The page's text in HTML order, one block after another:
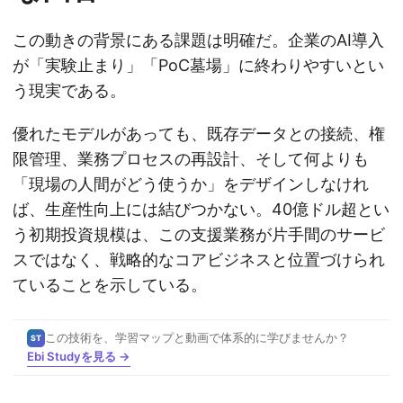
この動きの背景にある課題は明確だ。企業のAI導入
が「実験止まり」「PoC墓場」に終わりやすいとい
う現実である。
優れたモデルがあっても、既存データとの接続、権
限管理、業務プロセスの再設計、そして何よりも
「現場の人間がどう使うか」をデザインしなけれ
ば、生産性向上には結びつかない。40億ドル超とい
う初期投資規模は、この支援業務が片手間のサービ
スではなく、戦略的なコアビジネスと位置づけられ
ていることを示している。
ST この技術を、学習マップと動画で体系的に学びませんか？
Ebi Studyを見る →